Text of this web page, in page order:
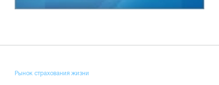
Рынок страхования жизни